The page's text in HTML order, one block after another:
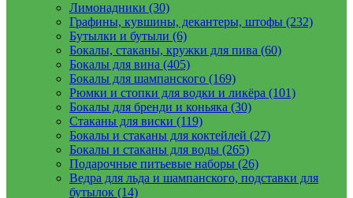
Лимонадники (30)
Графины, кувшины, декантеры, штофы (232)
Бутылки и бутыли (6)
Бокалы, стаканы, кружки для пива (60)
Бокалы для вина (405)
Бокалы для шампанского (169)
Рюмки и стопки для водки и ликёра (101)
Бокалы для бренди и коньяка (30)
Стаканы для виски (119)
Бокалы и стаканы для коктейлей (27)
Бокалы и стаканы для воды (265)
Подарочные питьевые наборы (26)
Ведра для льда и шампанского, подставки для
бутылок (14)